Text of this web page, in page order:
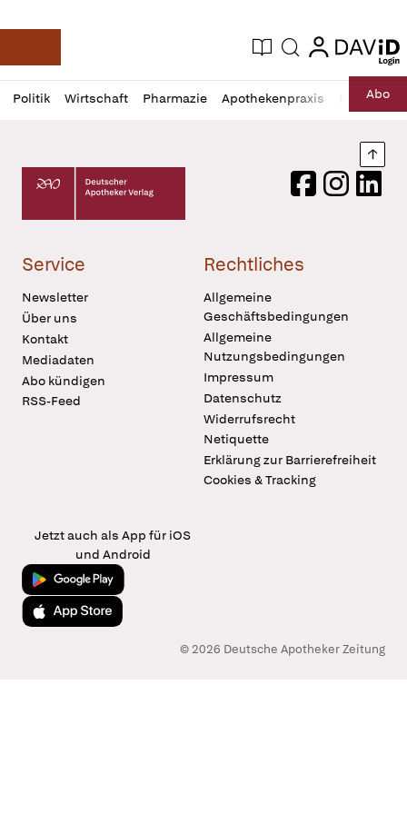
Deutsche Apotheker Zeitung
Aktuelle Ausgabe
Suche login
login
Politik Wirtschaft Pharmazie Apothekenpraxis RechtAbo
Profil
öffnen
Daz
Pur
Deutscher Apotheker Verlag Logo
FacebookInstagram
Service
Newsletter
Über uns
Kontakt
Mediadaten
Abo kündigen
RSS-Feed
Rechtliches
Allgemeine
Geschäftsbedingungen
Allgemeine
Nutzungsbedingungen
Impressum
Datenschutz
Widerrufsrecht
Netiquette
Erklärung zur Barrierefreiheit
Cookies & Tracking
Jetzt auch als App für iOS
und Android
Jetzt bei Google Play
Laden im App Store
© 2026 Deutsche Apotheker Zeitung